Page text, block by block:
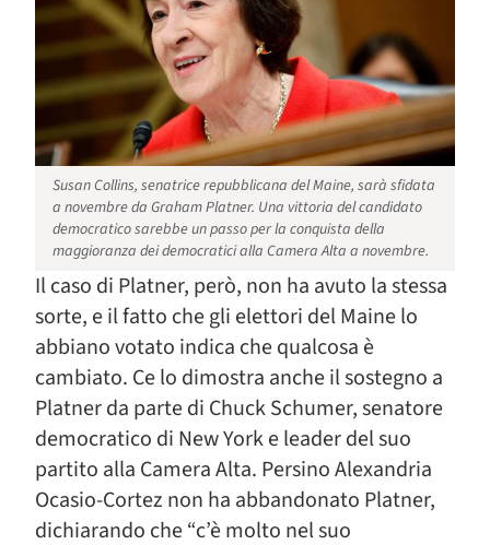
Susan Collins, senatrice repubblicana del Maine, sarà sfidata
a novembre da Graham Platner. Una vittoria del candidato
democratico sarebbe un passo per la conquista della
maggioranza dei democratici alla Camera Alta a novembre.
Il caso di Platner, però, non ha avuto la stessa
sorte, e il fatto che gli elettori del Maine lo
abbiano votato indica che qualcosa è
cambiato. Ce lo dimostra anche il sostegno a
Platner da parte di Chuck Schumer, senatore
democratico di New York e leader del suo
partito alla Camera Alta. Persino Alexandria
Ocasio-Cortez non ha abbandonato Platner,
dichiarando che “c’è molto nel suo